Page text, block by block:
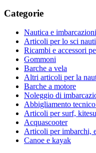
Categorie
Nautica e imbarcazioni
Articoli per lo sci
Ricambi e accessori
Gommoni
Barche a vela
Altri articoli per la
Barche a motore
Noleggio di
Abbigliamento
Articoli per surf,
Acquascooter
Articoli per imbarchi,
Canoe e kayak